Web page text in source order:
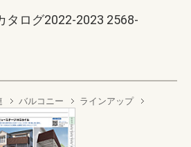
タログ2022-2023 2568-
バルコニー ラインアップ